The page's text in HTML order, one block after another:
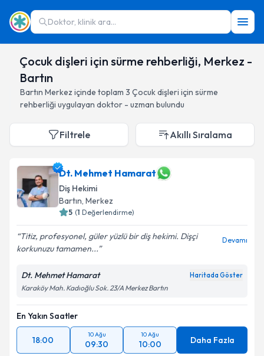
Doktor, klinik ara...
Çocuk dişleri için sürme rehberliği, Merkez -
Bartın
Bartın Merkez içinde toplam 3 Çocuk dişleri için sürme
rehberliği uygulayan doktor - uzman bulundu
Filtrele Akıllı Sıralama
Dt. Mehmet Hamarat
Diş Hekimi
Bartın, Merkez
5 (1 Değerlendirme)
Titiz, profesyonel, güler yüzlü bir diş hekimi. Dişçi
korkunuzu tamamen...
Devamı
Dt. Mehmet Hamarat Haritada Göster
Karaköy Mah. Kadıoğlu Sok. 23/A Merkez Bartın
En Yakın Saatler
18:00
10 Ağu
09:30
10 Ağu
10:00 Daha Fazla